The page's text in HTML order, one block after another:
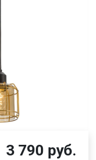
3 790 руб.